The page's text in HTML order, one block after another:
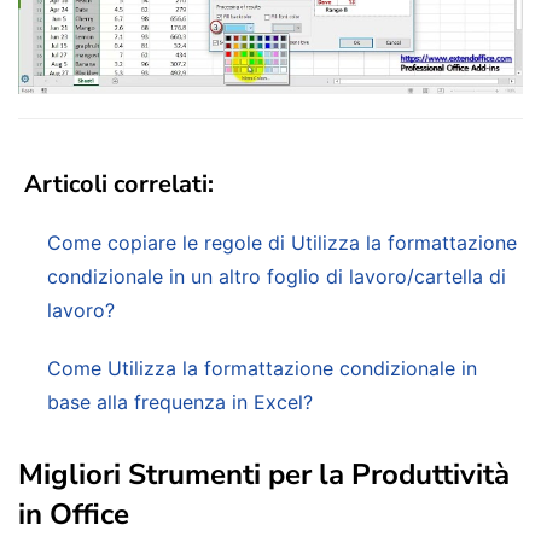
Articoli correlati:
Come copiare le regole di Utilizza la formattazione
condizionale in un altro foglio di lavoro/cartella di
lavoro?
Come Utilizza la formattazione condizionale in
base alla frequenza in Excel?
Migliori Strumenti per la Produttività
in Office